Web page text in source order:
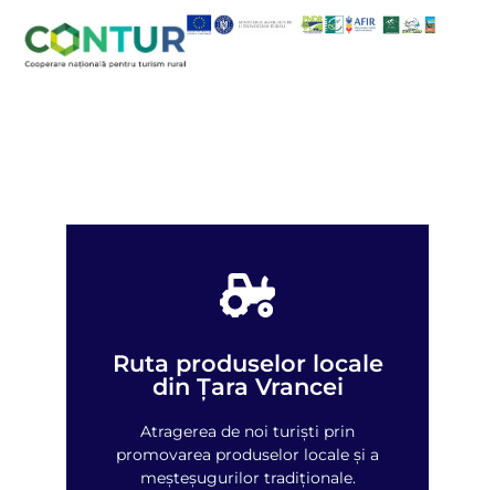
Ruta produselor locale
din Țara Vrancei
Atragerea de noi turiști prin
promovarea produselor locale și a
meșteșugurilor tradiționale.
Vezi harta